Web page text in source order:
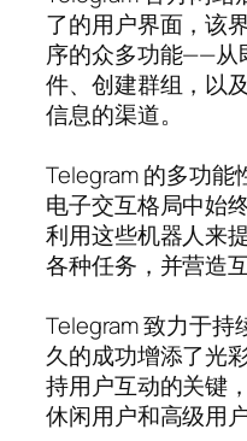
了的用户界面，该
序的众多功能——从
件、创建群组，以
信息的渠道。
Telegram 的多功能
电子交互格局中始
利用这些机器人来
各种任务，并营造
Telegram 致力于
久的成功增添了光
持用户互动的关键
休闲用户和高级用